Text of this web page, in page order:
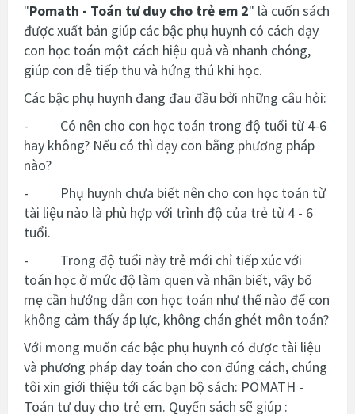
"Pomath - Toán tư duy cho trẻ em 2" là cuốn sách
được xuất bản giúp các bậc phụ huynh có cách dạy
con học toán một cách hiệu quả và nhanh chóng,
giúp con dễ tiếp thu và hứng thú khi học.
Các bậc phụ huynh đang đau đầu bởi những câu hỏi:
- Có nên cho con học toán trong độ tuổi từ 4-6
hay không? Nếu có thì dạy con bằng phương pháp
nào?
- Phụ huynh chưa biết nên cho con học toán từ
tài liệu nào là phù hợp với trình độ của trẻ từ 4 - 6
tuổi.
- Trong độ tuổi này trẻ mới chỉ tiếp xúc với
toán học ở mức độ làm quen và nhận biết, vậy bố
mẹ cần hướng dẫn con học toán như thế nào để con
không cảm thấy áp lực, không chán ghét môn toán?
Với mong muốn các bậc phụ huynh có được tài liệu
và phương pháp dạy toán cho con đúng cách, chúng
tôi xin giới thiệu tới các bạn bộ sách: POMATH -
Toán tư duy cho trẻ em. Quyển sách sẽ giúp :